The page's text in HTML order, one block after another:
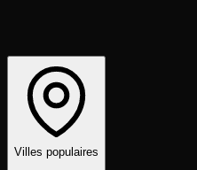
Villes populaires